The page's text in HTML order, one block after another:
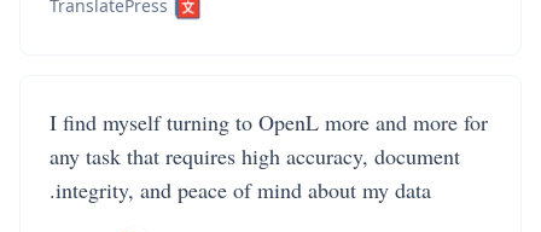
TranslatePress
I find myself turning to OpenL more and more for
any task that requires high accuracy, document
integrity, and peace of mind about my data.